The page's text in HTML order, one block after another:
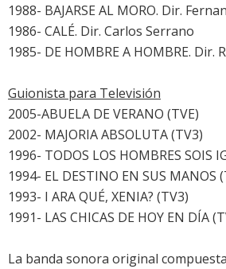
1988- BAJARSE AL MORO. Dir.
1986- CALÉ. Dir. Carlos Serrano
1985- DE HOMBRE A HOMBRE. Dir.
Guionista para Televisión
2005-ABUELA DE VERANO (TVE)
2002- MAJORIA ABSOLUTA (TV3)
1996- TODOS LOS HOMBRES SOIS
1994- EL DESTINO EN SUS MANOS
1993- I ARA QUÉ, XENIA? (TV3)
1991- LAS CHICAS DE HOY EN DÍA
La banda sonora original